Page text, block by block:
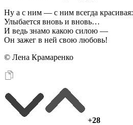
Ну а с ним — с ним всегда красивая:
Улыбается вновь и вновь…
И ведь знамо какою силою —
Он зажег в ней свою любовь!
© Лена Крамаренко
+28